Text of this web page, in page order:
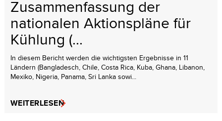
Zusammenfassung der
nationalen Aktionspläne für
Kühlung (...
In diesem Bericht werden die wichtigsten Ergebnisse in 11
Ländern (Bangladesch, Chile, Costa Rica, Kuba, Ghana, Libanon,
Mexiko, Nigeria, Panama, Sri Lanka sowi...
WEITERLESEN